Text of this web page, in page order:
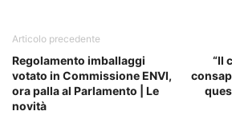
Articolo precedente
Regolamento imballaggi
votato in Commissione ENVI,
ora palla al Parlamento | Le
novità
“Il